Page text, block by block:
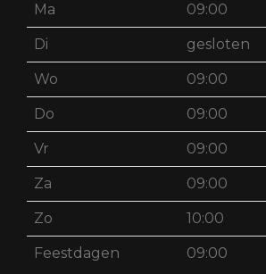
Ma 09:00
Di gesloten
Wo 09:00
Do 09:00
Vr 09:00
Za 09:00
Zo 10:00
Feestdagen 09:00